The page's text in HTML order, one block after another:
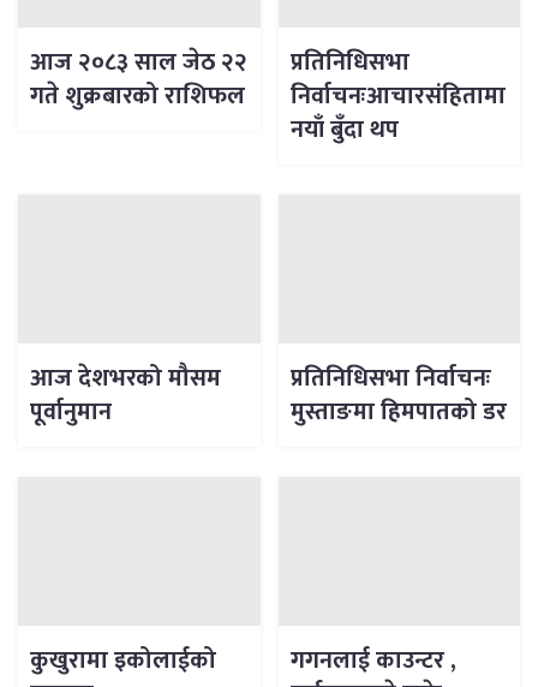
आज २०८३ साल जेठ २२
गते शुक्रबारको राशिफल
प्रतिनिधिसभा
निर्वाचनःआचारसंहितामा
नयाँ बुँदा थप
आज देशभरको मौसम
पूर्वानुमान
प्रतिनिधिसभा निर्वाचनः
मुस्ताङमा हिमपातको डर
कुखुरामा इकोलाईको
गगनलाई काउन्टर ,